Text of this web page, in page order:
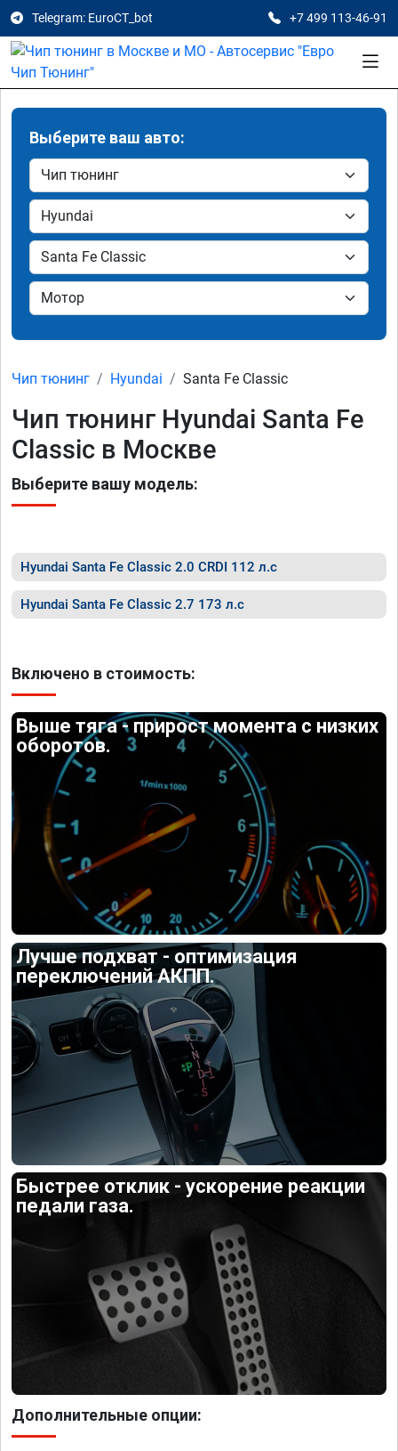
Telegram: EuroCT_bot +7 499 113-46-91
Выберите ваш авто:
Чип тюнинг Hyundai Santa Fe Classic
Чип тюнинг Hyundai Santa Fe
Classic в Москве
Выберите вашу модель:
Hyundai Santa Fe Classic 2.0 CRDI 112 л.с
Hyundai Santa Fe Classic 2.7 173 л.с
Включено в стоимость:
Выше тяга - прирост момента с низких
оборотов.
Лучше подхват - оптимизация
переключений АКПП.
Быстрее отклик - ускорение реакции
педали газа.
Дополнительные опции: